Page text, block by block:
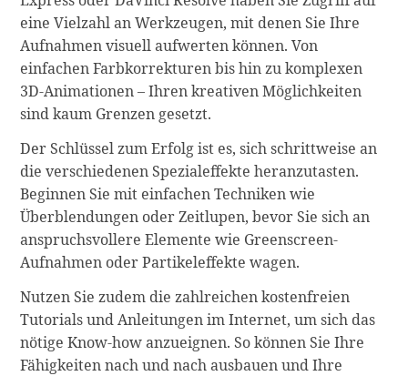
eine Vielzahl an Werkzeugen, mit denen Sie Ihre
Aufnahmen visuell aufwerten können. Von
einfachen Farbkorrekturen bis hin zu komplexen
3D-Animationen – Ihren kreativen Möglichkeiten
sind kaum Grenzen gesetzt.
Der Schlüssel zum Erfolg ist es, sich schrittweise an
die verschiedenen Spezialeffekte heranzutasten.
Beginnen Sie mit einfachen Techniken wie
Überblendungen oder Zeitlupen, bevor Sie sich an
anspruchsvollere Elemente wie Greenscreen-
Aufnahmen oder Partikeleffekte wagen.
Nutzen Sie zudem die zahlreichen kostenfreien
Tutorials und Anleitungen im Internet, um sich das
nötige Know-how anzueignen. So können Sie Ihre
Fähigkeiten nach und nach ausbauen und Ihre